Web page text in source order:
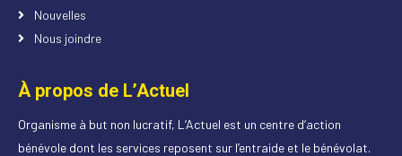
Nouvelles
Nous joindre
À propos de L’Actuel
Organisme à but non lucratif, L’Actuel est un centre d’action
bénévole dont les services reposent sur l’entraide et le bénévolat.